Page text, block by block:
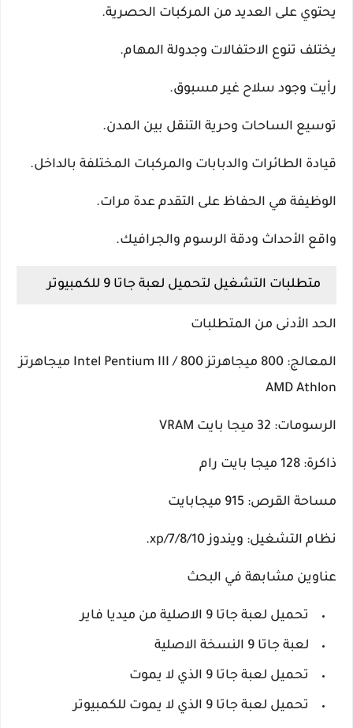
يحتوي على العديد من المركبات الحصرية.
يختلف تنوع الاحتفالات وجدولة المهام.
رأيت وجود سلاح غير مسبوق.
توسيع الساحات وحرية التنقل بين المدن.
قيادة الطائرات والدبابات والمركبات المختلفة بالداخل.
الوظيفة هي الحفاظ على التقدم عدة مرات.
واقع الأحداث ودقة الرسوم والجرافيك.
متطلبات التشغيل لتحميل لعبة جاتا 9 للكمبيوتر
الحد الأدنى من المتطلبات
المعالج: 800 ميجاهرتز Intel Pentium III / 800 ميجاهرتز
AMD Athlon
الرسومات: 32 ميجا بايت VRAM
ذاكرة: 128 ميجا بايت رام
مساحة القرص: 915 ميجابايت
نظام التشغيل: ويندوز 7/8/10/xp.
عناوين مشابهة في البحث
تحميل لعبة جاتا 9 الاصلية من ميديا فاير
لعبة جاتا 9 النسخة الاصلية
تحميل لعبة جاتا 9 الذي لا يموت
تحميل لعبة جاتا 9 الذي لا يموت للكمبيوتر